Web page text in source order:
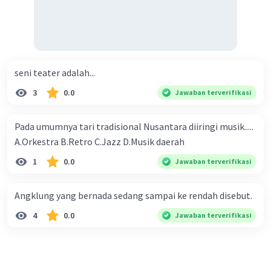
seni teater adalah...
3 0.0 Jawaban terverifikasi
Pada umumnya tari tradisional Nusantara diiringi musik.....
A.Orkestra B.Retro C.Jazz D.Musik daerah​
1 0.0 Jawaban terverifikasi
Angklung yang bernada sedang sampai ke rendah disebut.
4 0.0 Jawaban terverifikasi